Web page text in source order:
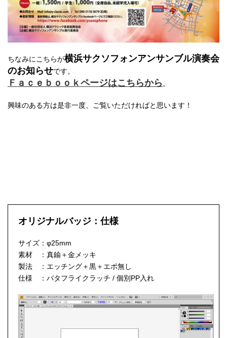
ちなみにこちらが横浜サクソフォンアンサンブル演奏会
のお知らせです。
Ｆａｃｅｂｏｏｋページはこちらから 。
興味のある方は是非一度、ご覧いただければと思います！
オリジナルバッジ：仕様
サイズ：φ25mm
素材 ：真鍮＋金メッキ
製法 ：エッチング＋黒＋エポ無し
仕様 ：バタフライクラッチ / 個別PP入れ